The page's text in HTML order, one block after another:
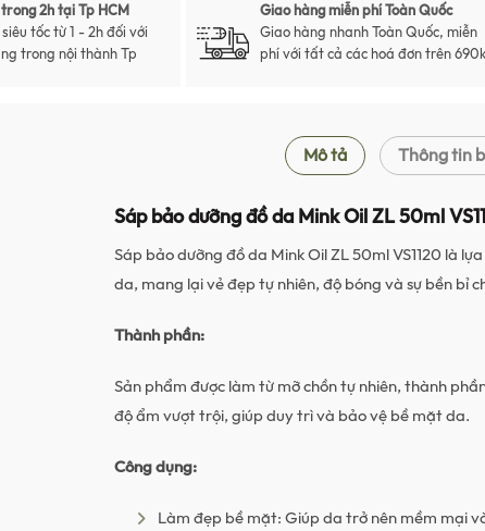
2h tại Tp HCM
tốc từ 1 - 2h đối với
trong nội thành Tp
Giao hàng miễn phí Toàn Quốc
Giao hàng nhanh Toàn Quốc, miễn
phí với tất cả các hoá đơn trên 690k
Mô tả Thông tin
Sáp bảo dưỡng đồ da Mink Oil ZL 50ml
Sáp bảo dưỡng đồ da Mink Oil ZL 50ml VS1120 là
da, mang lại vẻ đẹp tự nhiên, độ bóng và sự bền bỉ
Thành phần:
Sản phẩm được làm từ mỡ chồn tự nhiên, thành
độ ẩm vượt trội, giúp duy trì và bảo vệ bề mặt da.
Công dụng:
Làm đẹp bề mặt: Giúp da trở nên mềm mại